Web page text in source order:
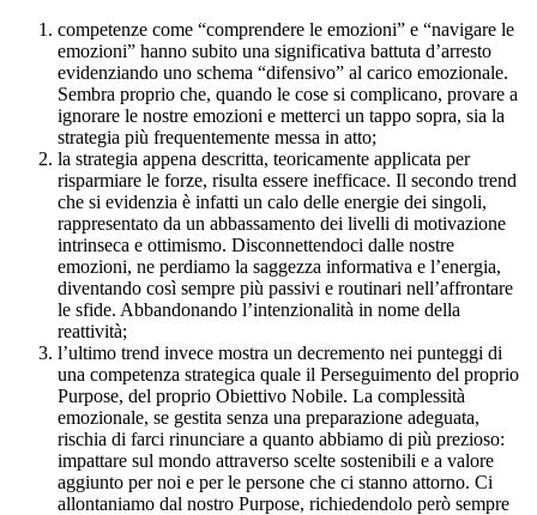
competenze come “comprendere le emozioni” e “navigare le
emozioni” hanno subito una significativa battuta d’arresto
evidenziando uno schema “difensivo” al carico emozionale.
Sembra proprio che, quando le cose si complicano, provare a
ignorare le nostre emozioni e metterci un tappo sopra, sia la
strategia più frequentemente messa in atto;
la strategia appena descritta, teoricamente applicata per
risparmiare le forze, risulta essere inefficace. Il secondo trend
che si evidenzia è infatti un calo delle energie dei singoli,
rappresentato da un abbassamento dei livelli di motivazione
intrinseca e ottimismo. Disconnettendoci dalle nostre
emozioni, ne perdiamo la saggezza informativa e l’energia,
diventando così sempre più passivi e routinari nell’affrontare
le sfide. Abbandonando l’intenzionalità in nome della
reattività;
l’ultimo trend invece mostra un decremento nei punteggi di
una competenza strategica quale il Perseguimento del proprio
Purpose, del proprio Obiettivo Nobile. La complessità
emozionale, se gestita senza una preparazione adeguata,
rischia di farci rinunciare a quanto abbiamo di più prezioso:
impattare sul mondo attraverso scelte sostenibili e a valore
aggiunto per noi e per le persone che ci stanno attorno. Ci
allontaniamo dal nostro Purpose, richiedendolo però sempre